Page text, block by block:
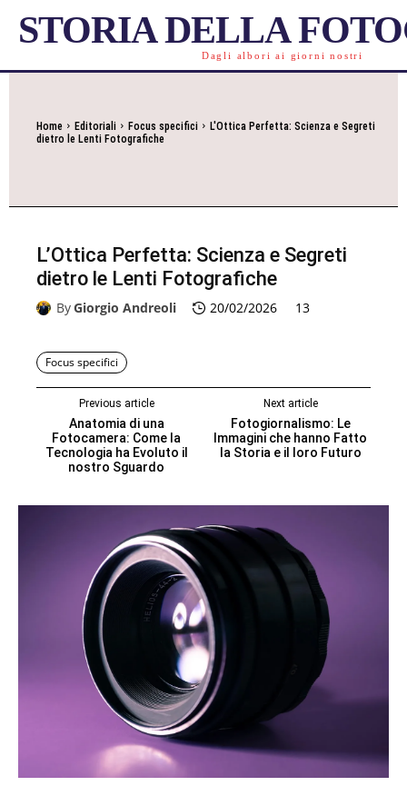
STORIA DELLA
Dagli albori ai giorni nostri
Home Editoriali Focus specifici
L'Ottica Perfetta: Scienza e Segreti
dietro le Lenti Fotografiche
L’Ottica Perfetta: Scienza e Segreti
dietro le Lenti Fotografiche
ByGiorgio Andreoli 20/02/2026 13
Focus specifici
Previous article
Anatomia di una
Fotocamera: Come la
Tecnologia ha Evoluto il
nostro Sguardo
Next article
Fotogiornalismo: Le
Immagini che hanno Fatto
la Storia e il loro Futuro